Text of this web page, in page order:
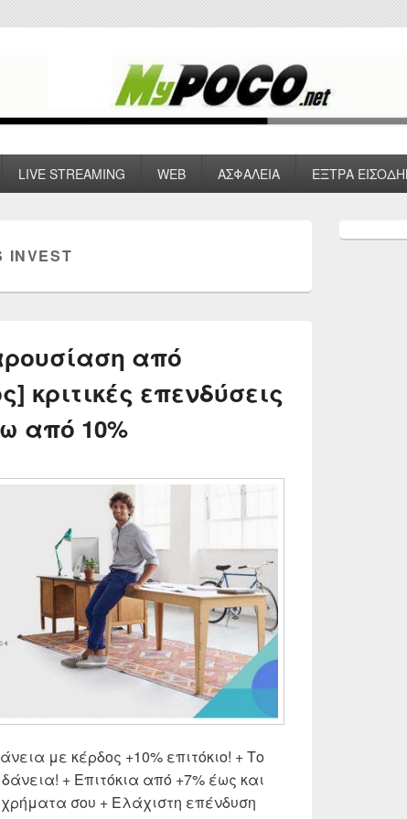
LIVE STREAMING WEB ΑΣΦΑΛΕΙΑ ΕΞΤΡΑ
INVEST
από
κριτικές επενδύσεις
από 10%
με κέρδος +10% επιτόκιο! + Το
+ Επιτόκια από +7% έως και
σου + Ελάχιστη επένδυση
Sidebar